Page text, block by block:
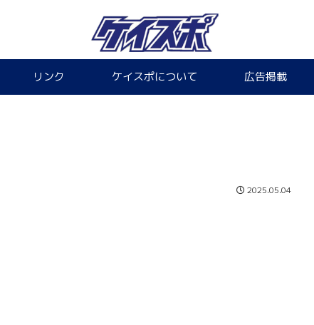
リンク ケイスポについて 広告掲載
2025.05.04